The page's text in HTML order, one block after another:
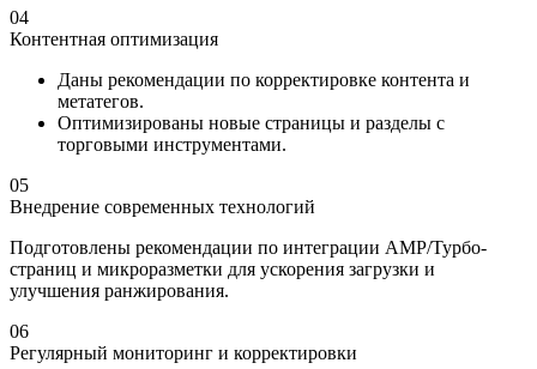
04
Контентная оптимизация
Даны рекомендации по корректировке контента и
метатегов.
Оптимизированы новые страницы и разделы с
торговыми инструментами.
05
Внедрение современных технологий
Подготовлены рекомендации по интеграции AMP/Турбо-
страниц и микроразметки для ускорения загрузки и
улучшения ранжирования.
06
Регулярный мониторинг и корректировки